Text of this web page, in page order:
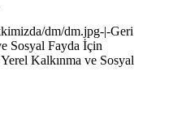
dm/dm.jpg-|-Geri
Sosyal Fayda İçin
Kalkınma ve Sosyal